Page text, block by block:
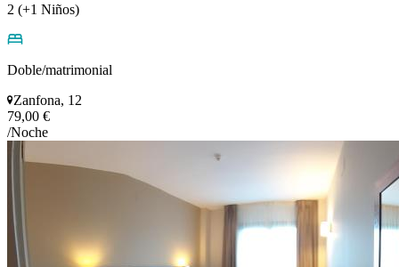
2 (+1 Niños)
Doble/matrimonial
Zanfona, 12
79,00 €
/Noche